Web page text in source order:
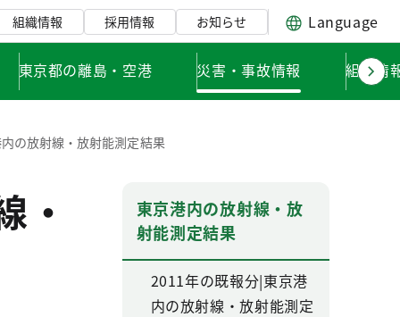
組織情報 採用情報 お知らせ Language
東京都の離島・空港 災害・事故情報 組織情
の放射線・放射能測定結果
・
東京港内の放射線・放
射能測定結果
2011年の既報分|東京港
内の放射線・放射能測定